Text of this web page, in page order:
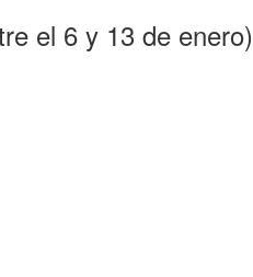
el 6 y 13 de enero)